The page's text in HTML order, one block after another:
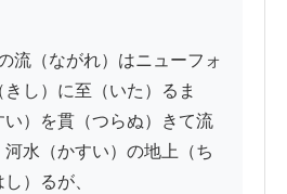
し）に至（いた）るま
い）を貫（つらぬ）きて流
河水（かすい）の地上（ち
）るが、